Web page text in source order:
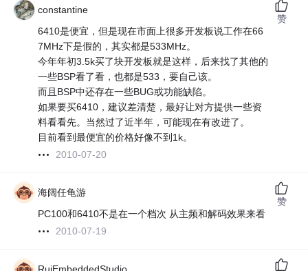
constantine
6410是便宜，但是现在市面上很多开发板说工作在66
7MHz下是假的，其实都是533MHz。
今年年初3.5k买了块开发板就是这样，后来找了其他的
一些BSP看了看，也都是533，要自己该。
而且BSP中还存在一些BUG或功能缺陷。
如果要买6410，建议差清楚，最好让对方提供一些资
料看看先。当然过了近半年，可能现在有改进了。
目前看到最便宜的价格好像不到1k。
2010-07-20
赞
海阔任龟游
PC100和6410不是在一个档次 从主频和解码效果来看
2010-07-19
赞